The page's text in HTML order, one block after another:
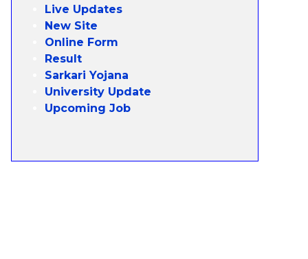
Live Updates
New Site
Online Form
Result
Sarkari Yojana
University Update
Upcoming Job